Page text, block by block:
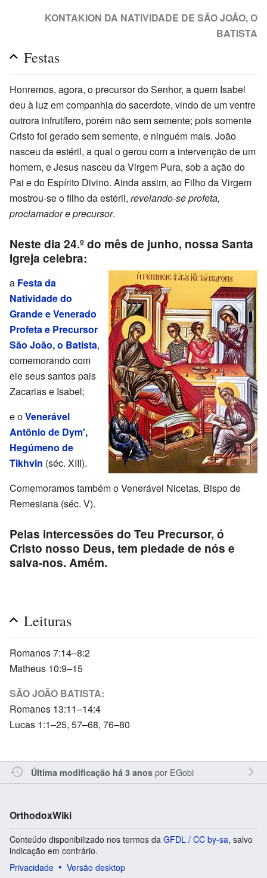
KONTAKION DA NATIVIDADE DE SÃO JOÃO, O
BATISTA
Festas
Honremos, agora, o precursor do Senhor, a quem Isabel
deu à luz em companhia do sacerdote, vindo de um ventre
outrora infrutífero, porém não sem semente; pois somente
Cristo foi gerado sem semente, e ninguém mais. João
nasceu da estéril, a qual o gerou com a intervenção de um
homem, e Jesus nasceu da Virgem Pura, sob a ação do
Pai e do Espírito Divino. Ainda assim, ao Filho da Virgem
mostrou-se o filho da estéril, revelando-se profeta,
proclamador e precursor.
Neste dia 24.º do mês de junho, nossa Santa
Igreja celebra:
a Festa da
Natividade do
Grande e Venerado
Profeta e Precursor
São João, o Batista,
comemorando com
ele seus santos pais
Zacarias e Isabel;
e oVenerável
Antônio de Dym',
Hegúmeno de
Tikhvin (séc. XIII).
Comemoramos também o Venerável Nicetas, Bispo de
Remesiana (séc. V).
Pelas intercessões do Teu Precursor, ó
Cristo nosso Deus, tem piedade de nós e
salva-nos. Amém.
Leituras
Romanos 7:14–8:2
Matheus 10:9–15
SÃO JOÃO BATISTA:
Romanos 13:11–14:4
Lucas 1:1–25, 57–68, 76–80
Última modificação há 3 anospor EGobi
OrthodoxWiki
Conteúdo disponibilizado nos termos da GFDL / CC by-sa, salvo
indicação em contrário.
Privacidade
Versão desktop